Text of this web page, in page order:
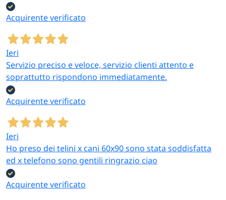
Acquirente verificato
Ieri
Servizio preciso e veloce, servizio clienti attento e
soprattutto rispondono immediatamente.
Acquirente verificato
Ieri
Ho preso dei telini x cani 60x90 sono stata soddisfatta
ed x telefono sono gentili ringrazio ciao
Acquirente verificato